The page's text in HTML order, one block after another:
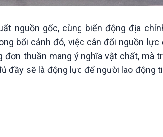
nguồn gốc, cùng biến động địa
bối cảnh đó, việc cân đối nguồn
thuần mang ý nghĩa vật chất, mà
đầy sẽ là động lực để người lao động